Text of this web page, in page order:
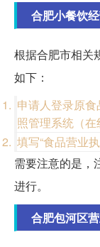
合肥小餐饮
根据合肥市相关
如下：
申请人登录原
照管理系统（在
填写“食品营业
需要注意的是，
进行。
合肥包河区